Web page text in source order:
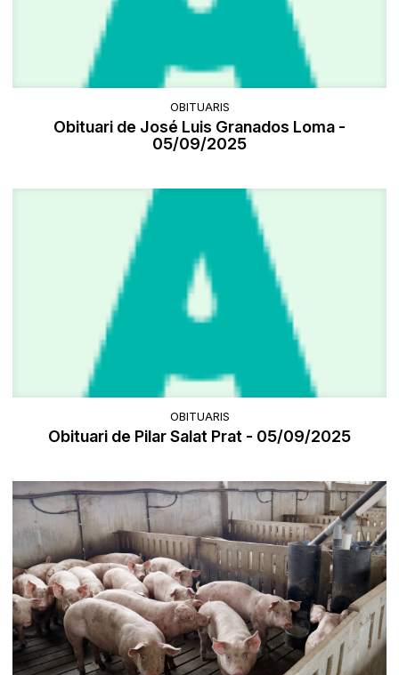
OBITUARIS
Obituari de José Luis Granados Loma -
05/09/2025
OBITUARIS
Obituari de Pilar Salat Prat - 05/09/2025